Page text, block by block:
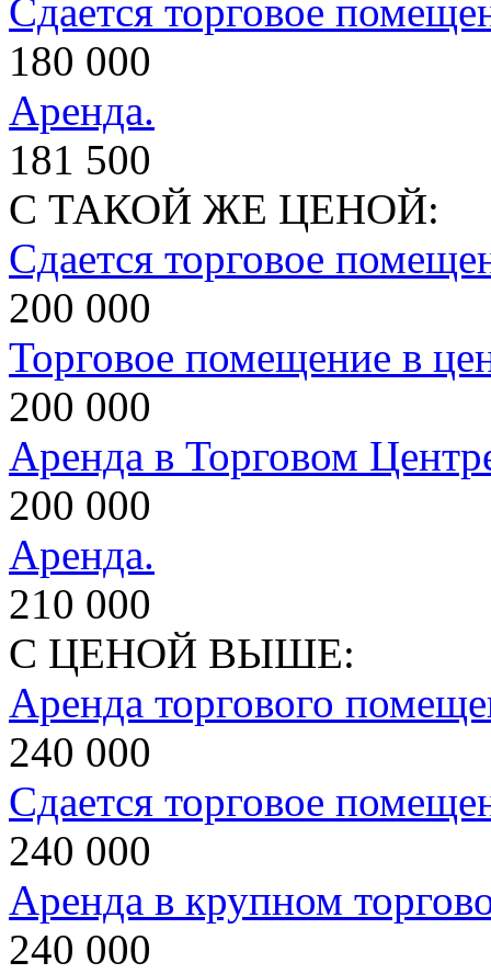
Сдается торговое
180 000
Аренда.
181 500
С ТАКОЙ ЖЕ ЦЕНОЙ:
Сдается торговое
200 000
Торговое помещение в
200 000
Аренда в Торговом
200 000
Аренда.
210 000
С ЦЕНОЙ ВЫШЕ:
Аренда торгового
240 000
Сдается торговое
240 000
Аренда в крупном
240 000